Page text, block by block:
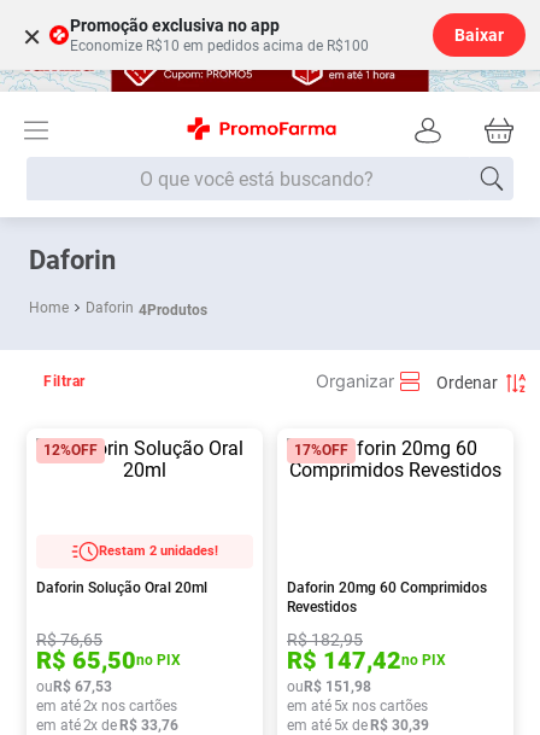
× Promoção exclusiva no app
Economize R$10 em pedidos acima de R$100
Baixar
O que você está buscando?
Daforin
Daforin 4Produtos
Filtrar
12%OFF
Restam 2 unidades!
Daforin Solução Oral 20ml
R$76,65
R$ 65,50no PIX
ouR$ 67,53
em até2x nos cartões
em até2x deR$ 33,76
17%OFF
Daforin 20mg 60 Comprimidos
Revestidos
R$182,95
R$ 147,42no PIX
ouR$ 151 ,98
em até 5x nos cartões
em até 5x deR$ 30,39
Termos mais buscados
1 º Fralda
3º
5º Fralda G
10º Soro Fisiológico